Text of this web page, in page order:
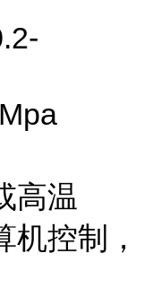
高温
机控制，